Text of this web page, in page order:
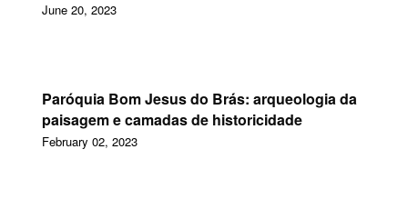
June 20, 2023
Paróquia Bom Jesus do Brás: arqueologia da
paisagem e camadas de historicidade
February 02, 2023